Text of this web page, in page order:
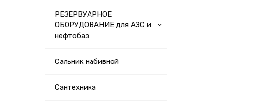
РЕЗЕРВУАРНОЕ
ОБОРУДОВАНИЕ для АЗС и
нефтобаз
Сальник набивной
Сантехника